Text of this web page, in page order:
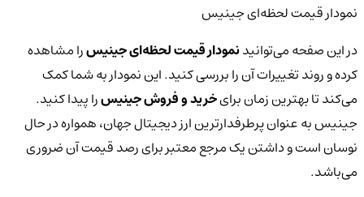
نمودار قیمت لحظه‌ای جینیس
در این صفحه می‌توانیدنمودار قیمت لحظه‌ای جینیسرا مشاهده
کرده و روند تغییرات آن را بررسی کنید. این نمودار به شما کمک
می‌کند تا بهترین زمان برایخرید و فروش جینیسرا پیدا کنید.
جینیس به عنوان پرطرفدارترین ارز دیجیتال جهان، همواره در حال
نوسان است و داشتن یک مرجع معتبر برای رصد قیمت آن ضروری
می‌باشد.